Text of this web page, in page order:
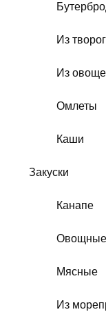
Из
Из
Омлеты
Каши
Закуски
Канапе
Овощные
Мясные
Из